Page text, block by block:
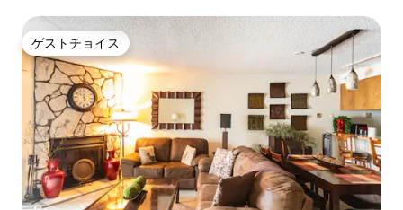
ゲストチョイス
ゲストチョイス